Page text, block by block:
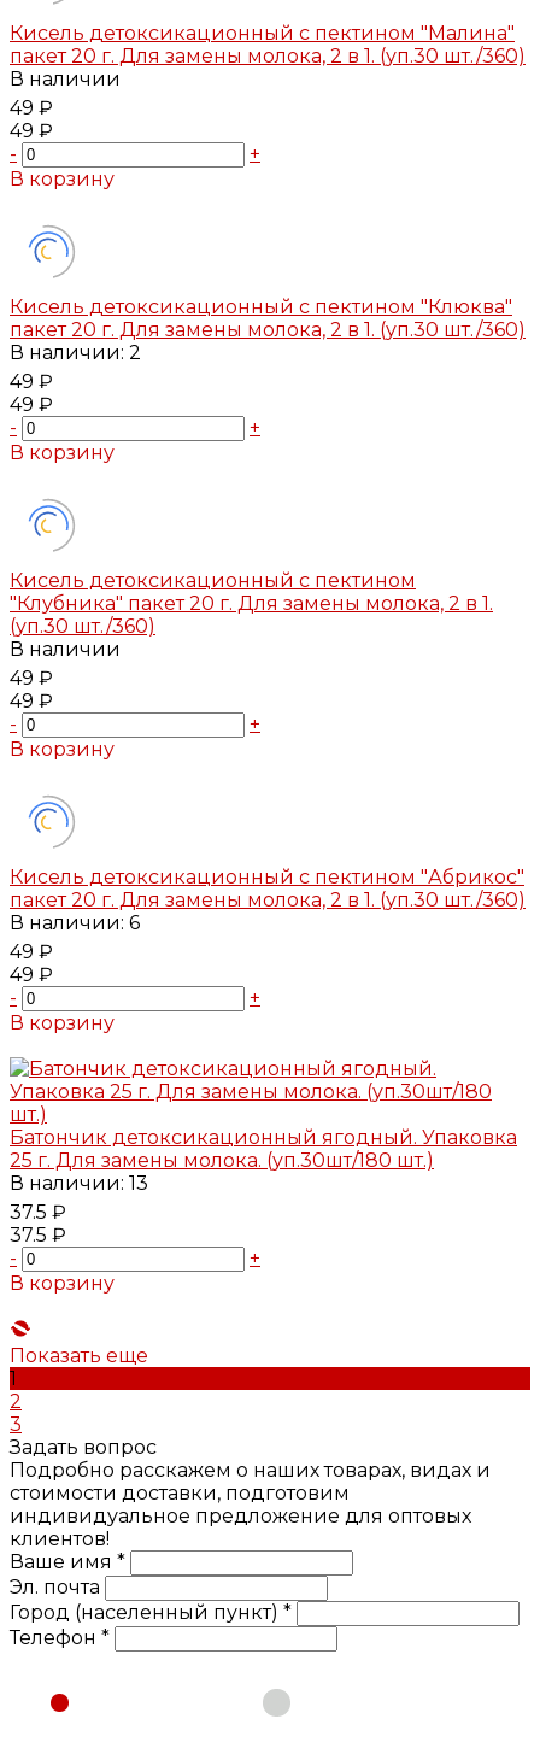
Кисель детоксикационный с пектином "Малина"
пакет 20 г. Для замены молока, 2 в 1. (уп.30 шт./360)
В наличии
49 ₽
49 ₽
-
+
В корзину
Кисель детоксикационный с пектином "Клюква"
пакет 20 г. Для замены молока, 2 в 1. (уп.30 шт./360)
В наличии: 2
49 ₽
49 ₽
-
+
В корзину
Кисель детоксикационный с пектином
"Клубника" пакет 20 г. Для замены молока, 2 в 1.
(уп.30 шт./360)
В наличии
49 ₽
49 ₽
-
+
В корзину
Кисель детоксикационный с пектином "Абрикос"
пакет 20 г. Для замены молока, 2 в 1. (уп.30 шт./360)
В наличии: 6
49 ₽
49 ₽
-
+
В корзину
Батончик детоксикационный ягодный. Упаковка
25 г. Для замены молока. (уп.30шт/180 шт.)
В наличии: 13
37.5 ₽
37.5 ₽
-
+
В корзину
Показать еще
1
2
3
Задать вопрос
Подробно расскажем о наших товарах, видах и
стоимости доставки, подготовим
индивидуальное предложение для оптовых
клиентов!
Ваше имя *
Эл. почта
Город (населенный пункт) *
Телефон *
Юридическое лицо